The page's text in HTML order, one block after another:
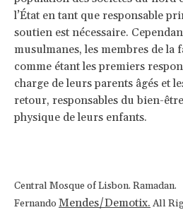
l’État en tant que responsable
soutien est nécessaire.
musulmanes, les membres de la
comme étant les premiers
charge de leurs parents âgés et
retour, responsables du bien-
physique de leurs enfants.
Central Mosque of Lisbon. Ramadan.
Fernando Mendes/Demotix. All